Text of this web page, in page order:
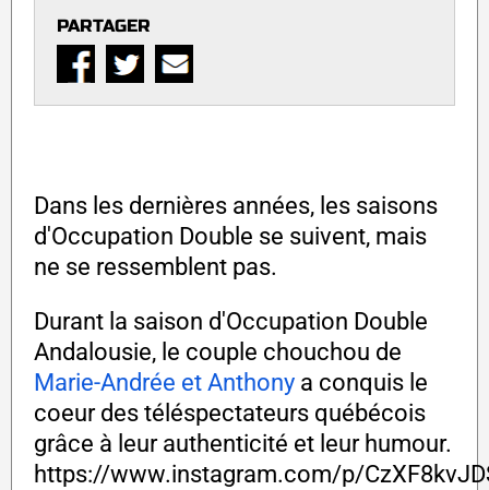
PARTAGER
Dans les dernières années, les saisons
d'Occupation Double se suivent, mais
ne se ressemblent pas.
Durant la saison d'Occupation Double
Andalousie, le couple chouchou de
Marie-Andrée et Anthony a conquis le
coeur des téléspectateurs québécois
grâce à leur authenticité et leur humour.
https://www.instagram.com/p/